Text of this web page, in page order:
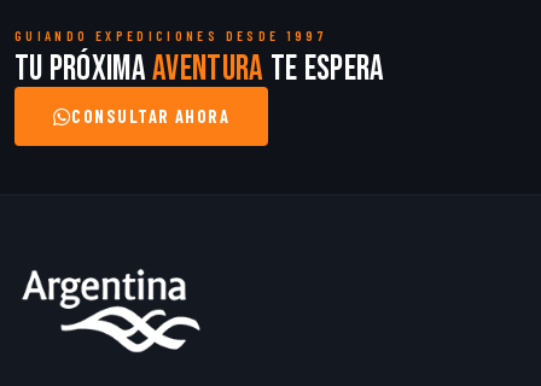
GUIANDO EXPEDICIONES DESDE 1997
Tu próximaaventura te espera
CONSULTAR AHORA